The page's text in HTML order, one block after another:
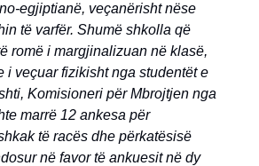
egjiptianë, veçanërisht nëse
të varfër. Shumë shkolla që
romë i margjinalizuan në klasë,
i veçuar fizikisht nga studentët e
Komisioneri për Mbrojtjen nga
marrë 12 ankesa për
të racës dhe përkatësisë
në favor të ankuesit në dy